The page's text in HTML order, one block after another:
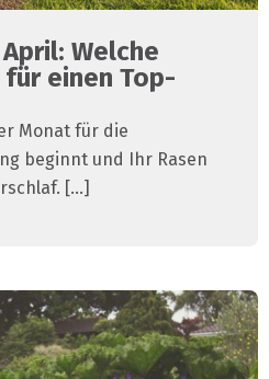
Welche
einen Top-
Monat für die
beginnt und Ihr Rasen
[...]